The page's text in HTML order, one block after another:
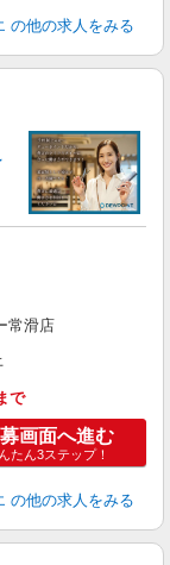
の他の求人をみる
常滑店
で
画面へ進む
たん3ステップ！
の他の求人をみる